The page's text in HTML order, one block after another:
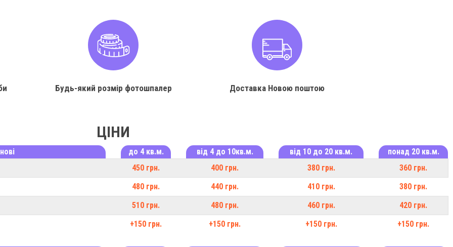
Будь-який розмір фотошпалер Доставка Новою поштою
ЦІНИ
до 4 кв.м. від 4 до 10кв.м. від 10 до 20 кв.м.
понад 20 кв.м.
450 грн.
400 грн. 380 грн.
360 грн.
480 грн.
440 грн. 410 грн.
380 грн.
510 грн.
480 грн. 460 грн.
420 грн.
+150 грн.
+150 грн. +150 грн. +150 грн.